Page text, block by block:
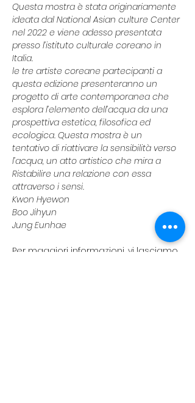
Questa mostra è stata originariamente
ideata dal National Asian culture Center
nel 2022 e viene adesso presentata
presso l’istituto culturale coreano in
Italia.
le tre artiste coreane partecipanti a
questa edizione presenteranno un
progetto di arte contemporanea che
esplora l’elemento dell’acqua da una
prospettiva estetica, filosofica ed
ecologica. Questa mostra è un
tentativo di riattivare la sensibilità verso
l’acqua, un atto artistico che mira a
Ristabilire una relazione con essa
attraverso i sensi.
Kwon Hyewon
Boo Jihyun
Jung Eunhae
Per maggiori informazioni, vi lasciamo